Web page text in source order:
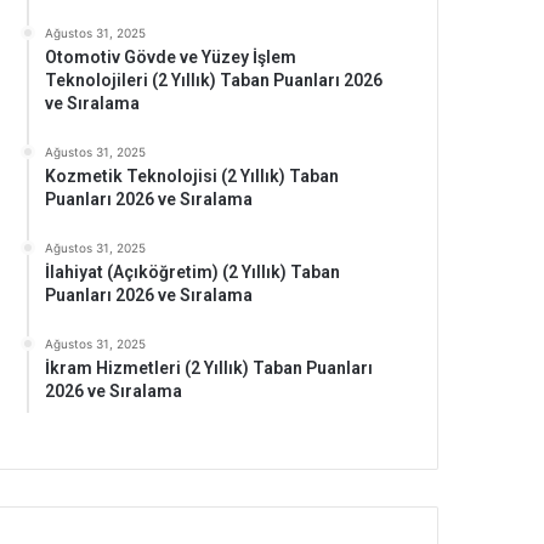
Ağustos 31, 2025
Otomotiv Gövde ve Yüzey İşlem
Teknolojileri (2 Yıllık) Taban Puanları 2026
ve Sıralama
Ağustos 31, 2025
Kozmetik Teknolojisi (2 Yıllık) Taban
Puanları 2026 ve Sıralama
Ağustos 31, 2025
İlahiyat (Açıköğretim) (2 Yıllık) Taban
Puanları 2026 ve Sıralama
Ağustos 31, 2025
İkram Hizmetleri (2 Yıllık) Taban Puanları
2026 ve Sıralama